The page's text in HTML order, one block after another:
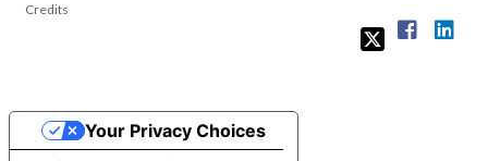
Credits
Your Privacy Choices